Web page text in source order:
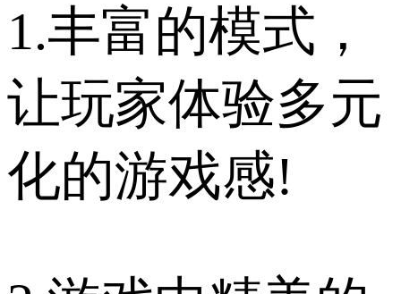
1.丰富的模式，
让玩家体验多元
化的游戏感!